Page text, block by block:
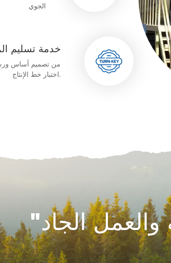
الجوي
خدمة تسليم
من تصميم أساس
اختبار خط الإنتاج.
الجاد"